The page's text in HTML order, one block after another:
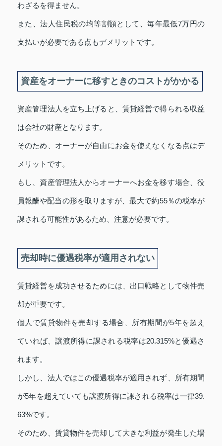
わざるを得ません。
また、法人住民税の均等割額として、毎年最低7万円の
支払いが必要である点もデメリットです。
資産をオーナーに移すときのコストがかかる
資産管理法人を立ち上げると、賃貸経営で得られる収益
は会社の財産となります。
そのため、オーナーが自由にお金を使えなくなる点はデ
メリットです。
もし、資産管理法人からオーナーへお金を移す場合、役
員報酬や配当の形を取りますが、最大で約55％の税率が
課される可能性があるため、注意が必要です。
売却時に優遇税率が適用されない
賃貸経営を成功させるためには、出口戦略として物件売
却が重要です。
個人で賃貸物件を売却する場合、所有期間が5年を超え
ていれば、譲渡所得に課される税率は20.315%と優遇さ
れます。
しかし、法人ではこの優遇税率が適用されず、所有期間
が5年を超えていても譲渡所得に課される税率は一律39.
63%です。
そのため、賃貸物件を売却して大きな利益が発生した場